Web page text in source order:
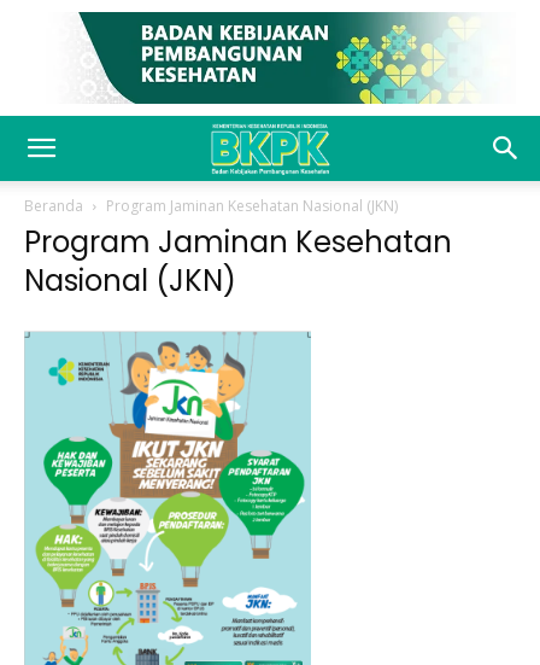
Beranda Program Jaminan Kesehatan Nasional (JKN)
Program Jaminan Kesehatan
Nasional (JKN)